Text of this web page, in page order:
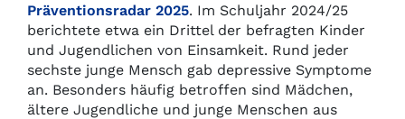
Präventionsradar 2025. Im Schuljahr 2024/25
berichtete etwa ein Drittel der befragten Kinder
und Jugendlichen von Einsamkeit. Rund jeder
sechste junge Mensch gab depressive Symptome
an. Besonders häufig betroffen sind Mädchen,
ältere Jugendliche und junge Menschen aus